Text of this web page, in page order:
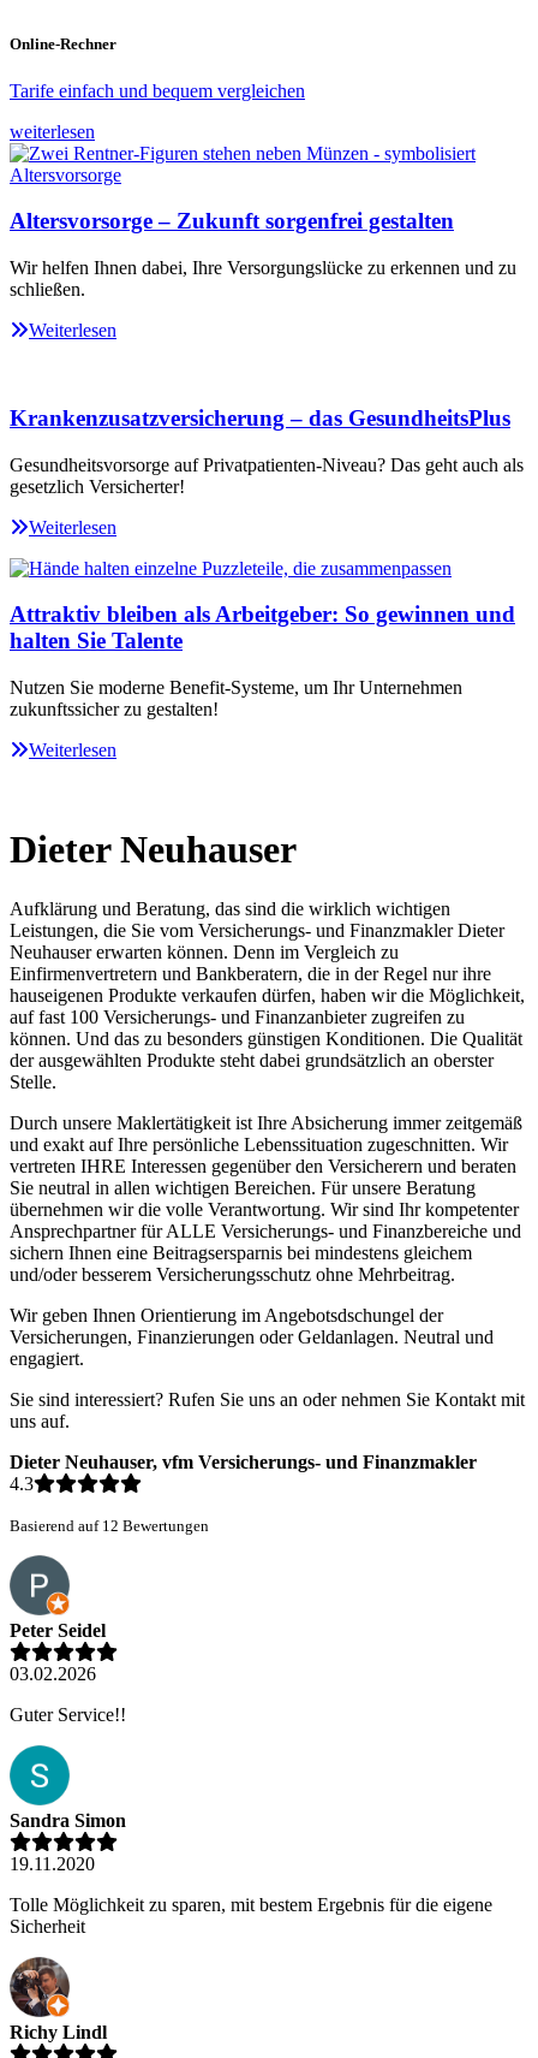
Online-Rechner
Tarife einfach und bequem vergleichen
weiterlesen
Altersvorsorge – Zukunft sorgenfrei gestalten
Wir helfen Ihnen dabei, Ihre Versorgungslücke zu erkennen und zu
schließen.
Weiterlesen
Krankenzusatzversicherung – das GesundheitsPlus
Gesundheitsvorsorge auf Privatpatienten-Niveau? Das geht auch als
gesetzlich Versicherter!
Weiterlesen
Attraktiv bleiben als Arbeitgeber: So gewinnen und
halten Sie Talente
Nutzen Sie moderne Benefit-Systeme, um Ihr Unternehmen
zukunftssicher zu gestalten!
Weiterlesen
Dieter Neuhauser
Aufklärung und Beratung, das sind die wirklich wichtigen
Leistungen, die Sie vom Versicherungs- und Finanzmakler Dieter
Neuhauser erwarten können. Denn im Vergleich zu
Einfirmenvertretern und Bankberatern, die in der Regel nur ihre
hauseigenen Produkte verkaufen dürfen, haben wir die Möglichkeit,
auf fast 100 Versicherungs- und Finanzanbieter zugreifen zu
können. Und das zu besonders günstigen Konditionen. Die Qualität
der ausgewählten Produkte steht dabei grundsätzlich an oberster
Stelle.
Durch unsere Maklertätigkeit ist Ihre Absicherung immer zeitgemäß
und exakt auf Ihre persönliche Lebenssituation zugeschnitten. Wir
vertreten IHRE Interessen gegenüber den Versicherern und beraten
Sie neutral in allen wichtigen Bereichen. Für unsere Beratung
übernehmen wir die volle Verantwortung. Wir sind Ihr kompetenter
Ansprechpartner für ALLE Versicherungs- und Finanzbereiche und
sichern Ihnen eine Beitragsersparnis bei mindestens gleichem
und/oder besserem Versicherungsschutz ohne Mehrbeitrag.
Wir geben Ihnen Orientierung im Angebotsdschungel der
Versicherungen, Finanzierungen oder Geldanlagen. Neutral und
engagiert.
Sie sind interessiert? Rufen Sie uns an oder nehmen Sie Kontakt mit
uns auf.
Dieter Neuhauser, vfm Versicherungs- und Finanzmakler
4.3
Basierend auf 12 Bewertungen
Peter Seidel
03.02.2026
Guter Service!!
Sandra Simon
19.11.2020
Tolle Möglichkeit zu sparen, mit bestem Ergebnis für die eigene
Sicherheit
Richy Lindl